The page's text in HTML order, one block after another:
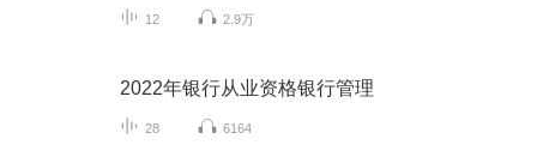
12 2.9万
2022年银行从业资格银行管理
28 6164